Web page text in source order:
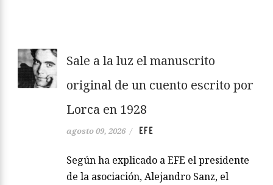
Sale a la luz el manuscrito
original de un cuento escrito por
Lorca en 1928
agosto 09, 2026 / EFE
Según ha explicado a EFE el presidente
de la asociación, Alejandro Sanz, el